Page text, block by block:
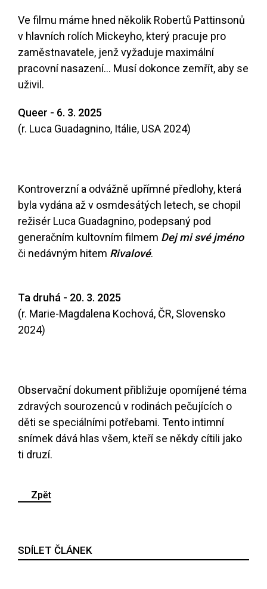
Ve filmu máme hned několik Robertů Pattinsonů
v hlavních rolích Mickeyho, který pracuje pro
zaměstnavatele, jenž vyžaduje maximální
pracovní nasazení... Musí dokonce zemřít, aby se
uživil.
Queer - 6. 3. 2025
(r. Luca Guadagnino, Itálie, USA 2024)
Kontroverzní a odvážně upřímné předlohy, která
byla vydána až v osmdesátých letech, se chopil
režisér Luca Guadagnino, podepsaný pod
generačním kultovním filmem Dej mi své jméno
či nedávným hitem Rivalové.
Ta druhá - 20. 3. 2025
(r. Marie-Magdalena Kochová, ČR, Slovensko
2024)
Observační dokument přibližuje opomíjené téma
zdravých sourozenců v rodinách pečujících o
děti se speciálními potřebami. Tento intimní
snímek dává hlas všem, kteří se někdy cítili jako
ti druzí.
Zpět
SDÍLET ČLÁNEK